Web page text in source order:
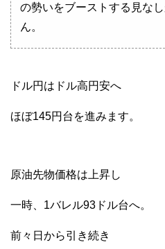
の勢いをブーストする見な
ん。
ドル円はドル高円安へ
ほぼ145円台を進みます。
原油先物価格は上昇し
一時、1バレル93ドル台へ。
前々日から引き続き